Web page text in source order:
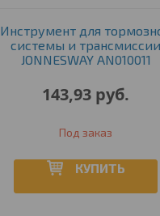
Инструмент для
системы и трансмиссии
JONNESWAY AN010011
143,93 руб.
Под заказ
КУПИТЬ